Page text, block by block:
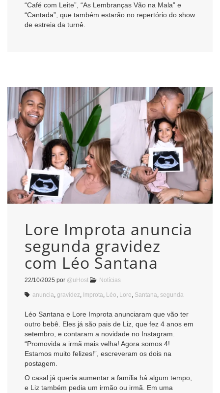
“Café com Leite”, “As Lembranças Vão na Mala” e
“Cantada”, que também estarão no repertório do show
de estreia da turnê.
Lore Improta anuncia
segunda gravidez
com Léo Santana
22/10/2025 por @uHost Notícias
anuncia gravidez Improta Léo Lore Santana segunda
Léo Santana e Lore Improta anunciaram que vão ter
outro bebê. Eles já são pais de Liz, que fez 4 anos em
setembro, e contaram a novidade no Instagram.
“Promovida a irmã mais velha! Agora somos 4!
Estamos muito felizes!”, escreveram os dois na
postagem.
O casal já queria aumentar a família há algum tempo,
e Liz também pedia um irmão ou irmã. Em uma